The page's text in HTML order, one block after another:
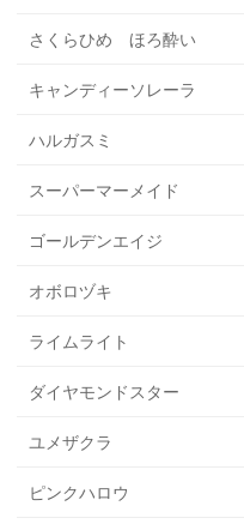
さくらひめ ほろ酔い
キャンディーソレーラ
ハルガスミ
スーパーマーメイド
ゴールデンエイジ
オボロヅキ
ライムライト
ダイヤモンドスター
ユメザクラ
ピンクハロウ